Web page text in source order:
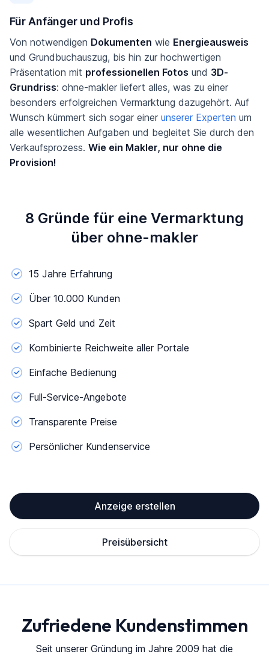
Für Anfänger und Profis
Von notwendigen Dokumenten wie Energieausweis
und Grundbuchauszug, bis hin zur hochwertigen
Präsentation mit professionellen Fotos und 3D-
Grundriss: ohne-makler liefert alles, was zu einer
besonders erfolgreichen Vermarktung dazugehört. Auf
Wunsch kümmert sich sogar einer unserer Experten um
alle wesentlichen Aufgaben und begleitet Sie durch den
Verkaufsprozess. Wie ein Makler, nur ohne die
Provision!
8 Gründe für eine Vermarktung
über ohne-makler
15 Jahre Erfahrung
Über 10.000 Kunden
Spart Geld und Zeit
Kombinierte Reichweite aller Portale
Einfache Bedienung
Full-Service-Angebote
Transparente Preise
Persönlicher Kundenservice
Anzeige erstellen
Preisübersicht
Zufriedene Kundenstimmen
Seit unserer Gründung im Jahre 2009 hat die